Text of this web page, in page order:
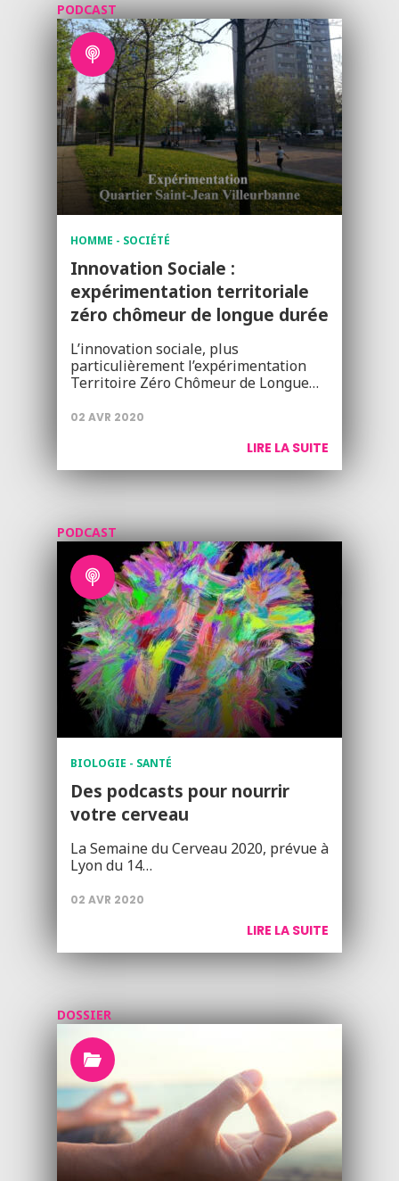
PODCAST
HOMME - SOCIÉTÉ
Innovation Sociale :
expérimentation territoriale
zéro chômeur de longue durée
L’innovation sociale, plus
particulièrement l’expérimentation
Territoire Zéro Chômeur de Longue…
02 AVR 2020
LIRE LA SUITE
PODCAST
BIOLOGIE - SANTÉ
Des podcasts pour nourrir
votre cerveau
La Semaine du Cerveau 2020, prévue à
Lyon du 14…
02 AVR 2020
LIRE LA SUITE
DOSSIER